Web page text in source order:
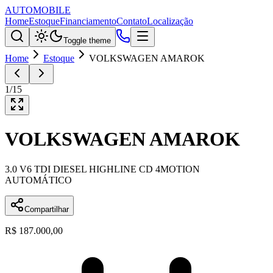
AUTOMOBILE
HomeEstoqueFinanciamentoContatoLocalização
Toggle theme
Home Estoque VOLKSWAGEN AMAROK
1/15
VOLKSWAGENAMAROK
3.0 V6 TDI DIESEL HIGHLINE CD 4MOTION
AUTOMÁTICO
Compartilhar
R$ 187.000,00